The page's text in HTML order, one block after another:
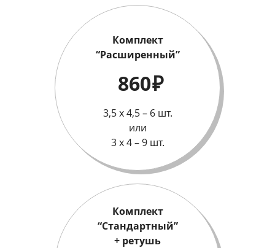
Комплект
“Расширенный”
860₽
3,5 х 4,5 – 6 шт.
или
3 х 4 – 9 шт.
Комплект
“Стандартный”
+ ретушь